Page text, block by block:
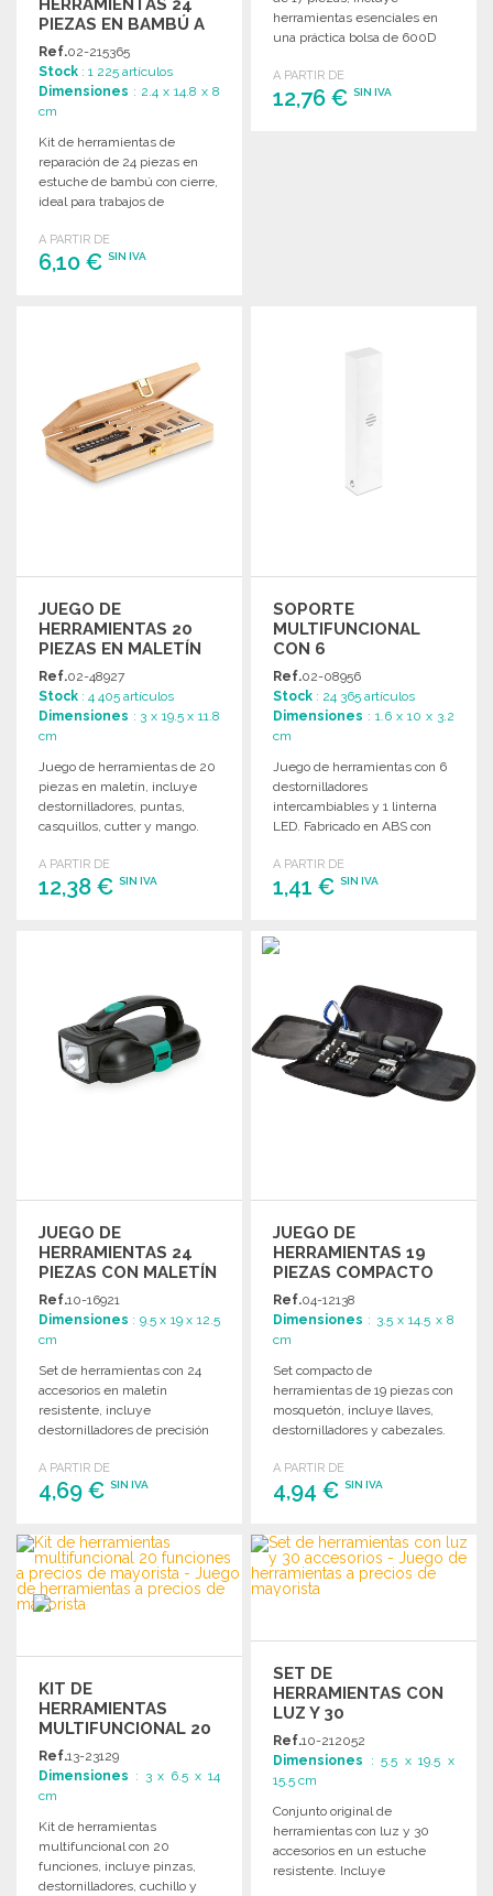
HERRAMIENTAS 24
PIEZAS EN BAMBÚ A
PRECIOS DE
MAYORISTA
Ref.02-215365
Stock : 1 225 artículos
Dimensiones : 2.4 x 14.8 x 8
cm
Kit de herramientas de
reparación de 24 piezas en
estuche de bambú con cierre,
ideal para trabajos de
A PARTIR DE
6,10 € SIN IVA
herramientas esenciales en
una práctica bolsa de 600D
A PARTIR DE
12,76 €SIN IVA
JUEGO DE
HERRAMIENTAS 20
PIEZAS EN MALETÍN
Ref.02-48927
Stock : 4 405 artículos
Dimensiones : 3 x 19.5 x 11.8
cm
Juego de herramientas de 20
piezas en maletín, incluye
destornilladores, puntas,
casquillos, cutter y mango.
A PARTIR DE
12,38 € SIN IVA
SOPORTE
MULTIFUNCIONAL
CON 6
DESTORNILLADORES
Y LINTERNA
Ref.02-08956
Stock : 24 365 artículos
Dimensiones : 1.6 x 10 x 3.2
cm
Juego de herramientas con 6
destornilladores
intercambiables y 1 linterna
LED. Fabricado en ABS con
pilas.
A PARTIR DE
1,41 €SIN IVA
JUEGO DE
HERRAMIENTAS 24
PIEZAS CON MALETÍN
A PRECIOS DE
MAYORISTA
Ref.10-16921
Dimensiones : 9.5 x 19 x 12.5
cm
Set de herramientas con 24
accesorios en maletín
resistente, incluye
destornilladores de precisión
A PARTIR DE
4,69 € SIN IVA
PEDIR
Solicitar un presupuesto
JUEGO DE
HERRAMIENTAS 19
PIEZAS COMPACTO
14,5 CM
Ref.04-12138
Dimensiones : 3.5 x 14.5 x 8
cm
Set compacto de
herramientas de 19 piezas con
mosquetón, incluye llaves,
destornilladores y cabezales.
cm.
A PARTIR DE
4,94 €SIN IVA
PEDIR
Solicitar un presupuesto
KIT DE
HERRAMIENTAS
MULTIFUNCIONAL 20
FUNCIONES
Ref.13-23129
Dimensiones : 3 x 6.5 x 14
cm
Kit de herramientas
multifuncional con 20
funciones, incluye pinzas,
destornilladores, cuchillo y
SET DE
HERRAMIENTAS CON
LUZ Y 30
ACCESORIOS
Ref.10-212052
Dimensiones : 5.5 x 19.5 x
15.5 cm
Conjunto original de
herramientas con luz y 30
accesorios en un estuche
resistente. Incluye